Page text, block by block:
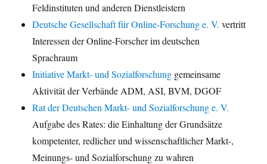
Feldinstituten und anderen Dienstleistern
Deutsche Gesellschaft für Online-Forschung e. V. vertritt
Interessen der Online-Forscher im deutschen
Sprachraum
Initiative Markt- und Sozialforschung gemeinsame
Aktivität der Verbände ADM, ASI, BVM, DGOF
Rat der Deutschen Markt- und Sozialforschung e. V.
Aufgabe des Rates: die Einhaltung der Grundsätze
kompetenter, redlicher und wissenschaftlicher Markt-,
Meinungs- und Sozialforschung zu wahren